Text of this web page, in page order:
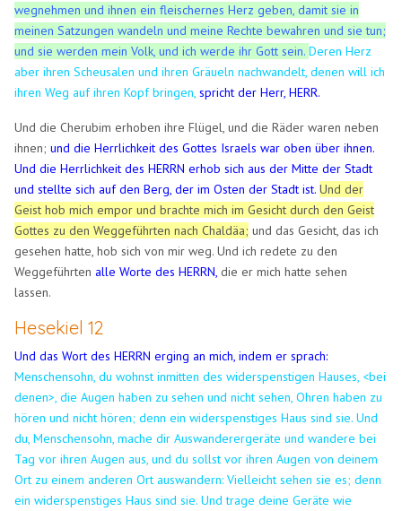
wegnehmen und ihnen ein fleischernes Herz geben, damit sie in
meinen Satzungen wandeln und meine Rechte bewahren und sie tun;
und sie werden mein Volk, und ich werde ihr Gott sein.Deren Herz
aber ihren Scheusalen und ihren Gräueln nachwandelt, denen will ich
ihren Weg auf ihren Kopf bringen,spricht der Herr, HERR.
Und die Cherubim erhoben ihre Flügel, und die Räder waren neben
ihnen;und die Herrlichkeit des Gottes Israels war oben über ihnen.
Und die Herrlichkeit des HERRN erhob sich aus der Mitte der Stadt
und stellte sich auf den Berg, der im Osten der Stadt ist.Und der
Geist hob mich empor und brachte mich im Gesicht durch den Geist
Gottes zu den Weggeführten nach Chaldäa; und das Gesicht, das ich
gesehen hatte, hob sich von mir weg. Und ich redete zu den
Weggeführten alle Worte des HERRN, die er mich hatte sehen
lassen.
Hesekiel 12
Und das Wort des HERRN erging an mich, indem er sprach:
Menschensohn, du wohnst inmitten des widerspenstigen Hauses, <bei
denen>, die Augen haben zu sehen und nicht sehen, Ohren haben zu
hören und nicht hören; denn ein widerspenstiges Haus sind sie. Und
du, Menschensohn, mache dir Auswanderergeräte und wandere bei
Tag vor ihren Augen aus, und du sollst vor ihren Augen von deinem
Ort zu einem anderen Ort auswandern: Vielleicht sehen sie es; denn
ein widerspenstiges Haus sind sie. Und trage deine Geräte wie